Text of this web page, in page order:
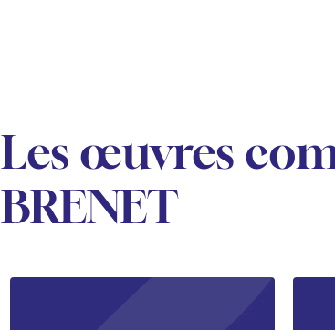
Les œuvres
BRENET